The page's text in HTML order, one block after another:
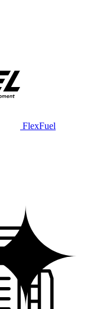
FlexFuel